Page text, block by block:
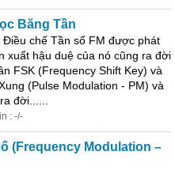
Băng Tần
Điều chế Tần số FM được phát
xuất hậu duệ của nó cũng ra đời
FSK (Frequency Shift Key) và
(Pulse Modulation - PM) và
đời......
: -/-
(Frequency Modulation –